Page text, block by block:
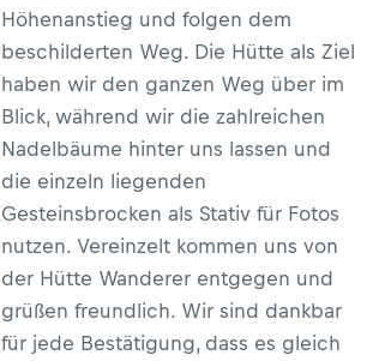
Höhenanstieg und folgen dem
beschilderten Weg. Die Hütte als Ziel
haben wir den ganzen Weg über im
Blick, während wir die zahlreichen
Nadelbäume hinter uns lassen und
die einzeln liegenden
Gesteinsbrocken als Stativ für Fotos
nutzen. Vereinzelt kommen uns von
der Hütte Wanderer entgegen und
grüßen freundlich. Wir sind dankbar
für jede Bestätigung, dass es gleich